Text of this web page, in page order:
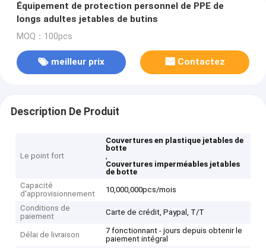
Équipement de protection personnel de PPE de
longs adultes jetables de butins
MOQ：100pcs
meilleur prix Contactez
Description De Produit
Le point fort
Couvertures en plastique jetables de
botte
,
Couvertures imperméables jetables
de botte
Capacité
d'approvisionnement
10,000,000pcs/mois
Conditions de
paiement
Carte de crédit, Paypal, T/T
Délai de livraison
7 fonctionnant - jours depuis obtenir le
paiement intégral